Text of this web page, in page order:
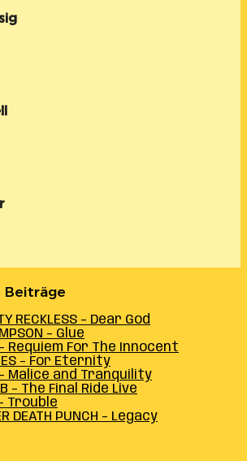
Beiträge
RECKLESS – Dear God
– Glue
– Requiem For The Innocent
– For Eternity
– Malice and Tranquility
– The Final Ride Live
Trouble
DEATH PUNCH – Legacy